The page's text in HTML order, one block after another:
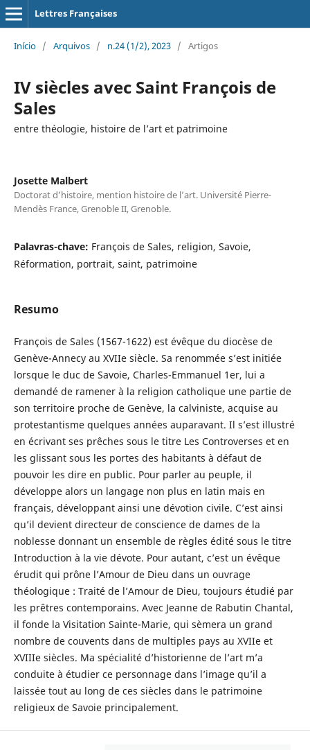
Lettres Françaises
Início / Arquivos / n.24 (1/2), 2023 / Artigos
IV siècles avec Saint François de
Sales
entre théologie, histoire de l’art et patrimoine
Josette Malbert
Doctorat d’histoire, mention histoire de l’art. Université Pierre-
Mendès France, Grenoble II, Grenoble.
Palavras-chave: François de Sales, religion, Savoie,
Réformation, portrait, saint, patrimoine
Resumo
François de Sales (1567-1622) est évêque du diocèse de
Genève-Annecy au XVIIe siècle. Sa renommée s’est initiée
lorsque le duc de Savoie, Charles-Emmanuel 1er, lui a
demandé de ramener à la religion catholique une partie de
son territoire proche de Genève, la calviniste, acquise au
protestantisme quelques années auparavant. Il s’est illustré
en écrivant ses prêches sous le titre Les Controverses et en
les glissant sous les portes des habitants à défaut de
pouvoir les dire en public. Pour parler au peuple, il
développe alors un langage non plus en latin mais en
français, développant ainsi une dévotion civile. C’est ainsi
qu’il devient directeur de conscience de dames de la
noblesse donnant un ensemble de règles édité sous le titre
Introduction à la vie dévote. Pour autant, c’est un évêque
érudit qui prône l’Amour de Dieu dans un ouvrage
théologique : Traité de l’Amour de Dieu, toujours étudié par
les prêtres contemporains. Avec Jeanne de Rabutin Chantal,
il fonde la Visitation Sainte-Marie, qui sèmera un grand
nombre de couvents dans de multiples pays au XVIIe et
XVIIIe siècles. Ma spécialité d’historienne de l’art m’a
conduite à étudier ce personnage dans l’image qu’il a
laissée tout au long de ces siècles dans le patrimoine
religieux de Savoie principalement.